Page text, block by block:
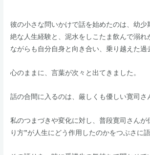
彼の小さな問いかけで話を始めたのは、幼少
絶な人生経験と、泥水をしこたま飲んで溺れ
ながらも自分自身と向き合い、乗り越えた過
​​心のままに、言葉が次々と出てきました。
話の合間に入るのは、厳しくも優しい寛司さ
私のつまづきや変化に対し、普段寛司さんが
り方”が人生にどう作用したのかをつぶさに語
壇
し
ま
た